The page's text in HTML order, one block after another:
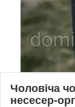
Чоловіча
несесер-